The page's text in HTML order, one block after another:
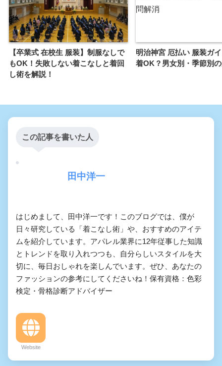
【卒業式 在校生 服装】制服なしで
もOK！失敗しない着こなしと着回
し術を解説！
明治神宮 厄払い 服装ガ
着OK？男女別・季節別
この記事を書いた人
田中洋一
はじめまして、田中洋一です！このブログでは、僕が
日々研究している「着こなし術」や、おすすめのアイテ
ムを紹介しています。アパレル業界に12年従事した知識
とトレンドを取り入れつつも、自分らしいスタイルを大
切に、毎日おしゃれを楽しんでいます。ぜひ、あなたの
ファッションの参考にしてくださいね！保有資格：色彩
検定・骨格診断アドバイザー
Website